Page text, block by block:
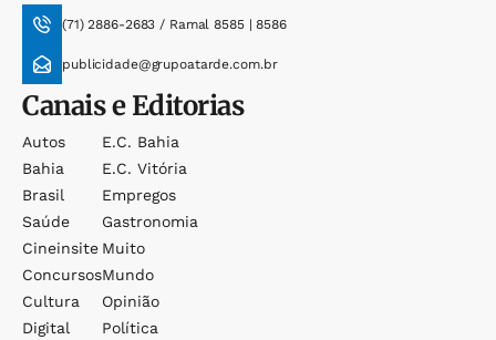
(71) 2886-2683 / Ramal 8585 | 8586
publicidade@grupoatarde.com.br
Canais e Editorias
Autos
Bahia
Brasil
Saúde
Cineinsite
Concursos
Cultura
Digital
E.c. Bahia
E.c. Vitória
Empregos
Gastronomia
Muito
Mundo
Opinião
Política